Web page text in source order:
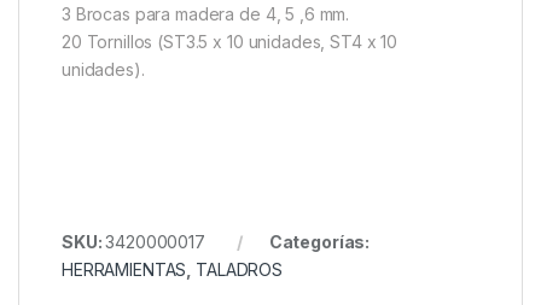
3 Brocas para madera de 4, 5 ,6 mm.
20 Tornillos (ST3.5 x 10 unidades, ST4 x 10
unidades).
SKU:3420000017
Categorías:
HERRAMIENTAS TALADROS